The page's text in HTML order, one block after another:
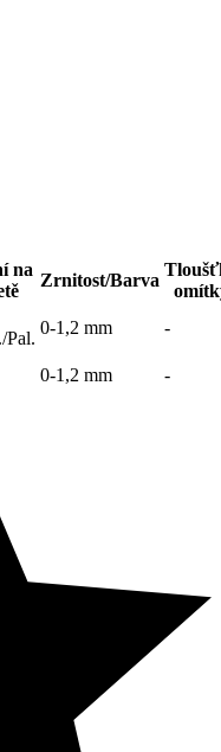
na
Zrnitost/Barva
Pal.
0-1,2 mm -
0-1,2 mm -